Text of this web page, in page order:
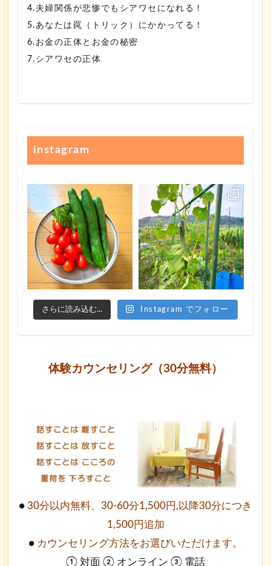
4.夫婦関係が悲惨でもシアワセになれる！
5.あなたは罠（トリック）にかかってる！
6.お金の正体とお金の秘密
7.シアワセの正体
instagram
さらに読み込む... Instagram でフォロー
体験カウンセリング（30分無料）
● 30分以内無料、30-60分1,500円,以降30分につき
1,500円追加
● カウンセリング方法をお選びいただけます。
① 対面 ② オンライン ③ 電話